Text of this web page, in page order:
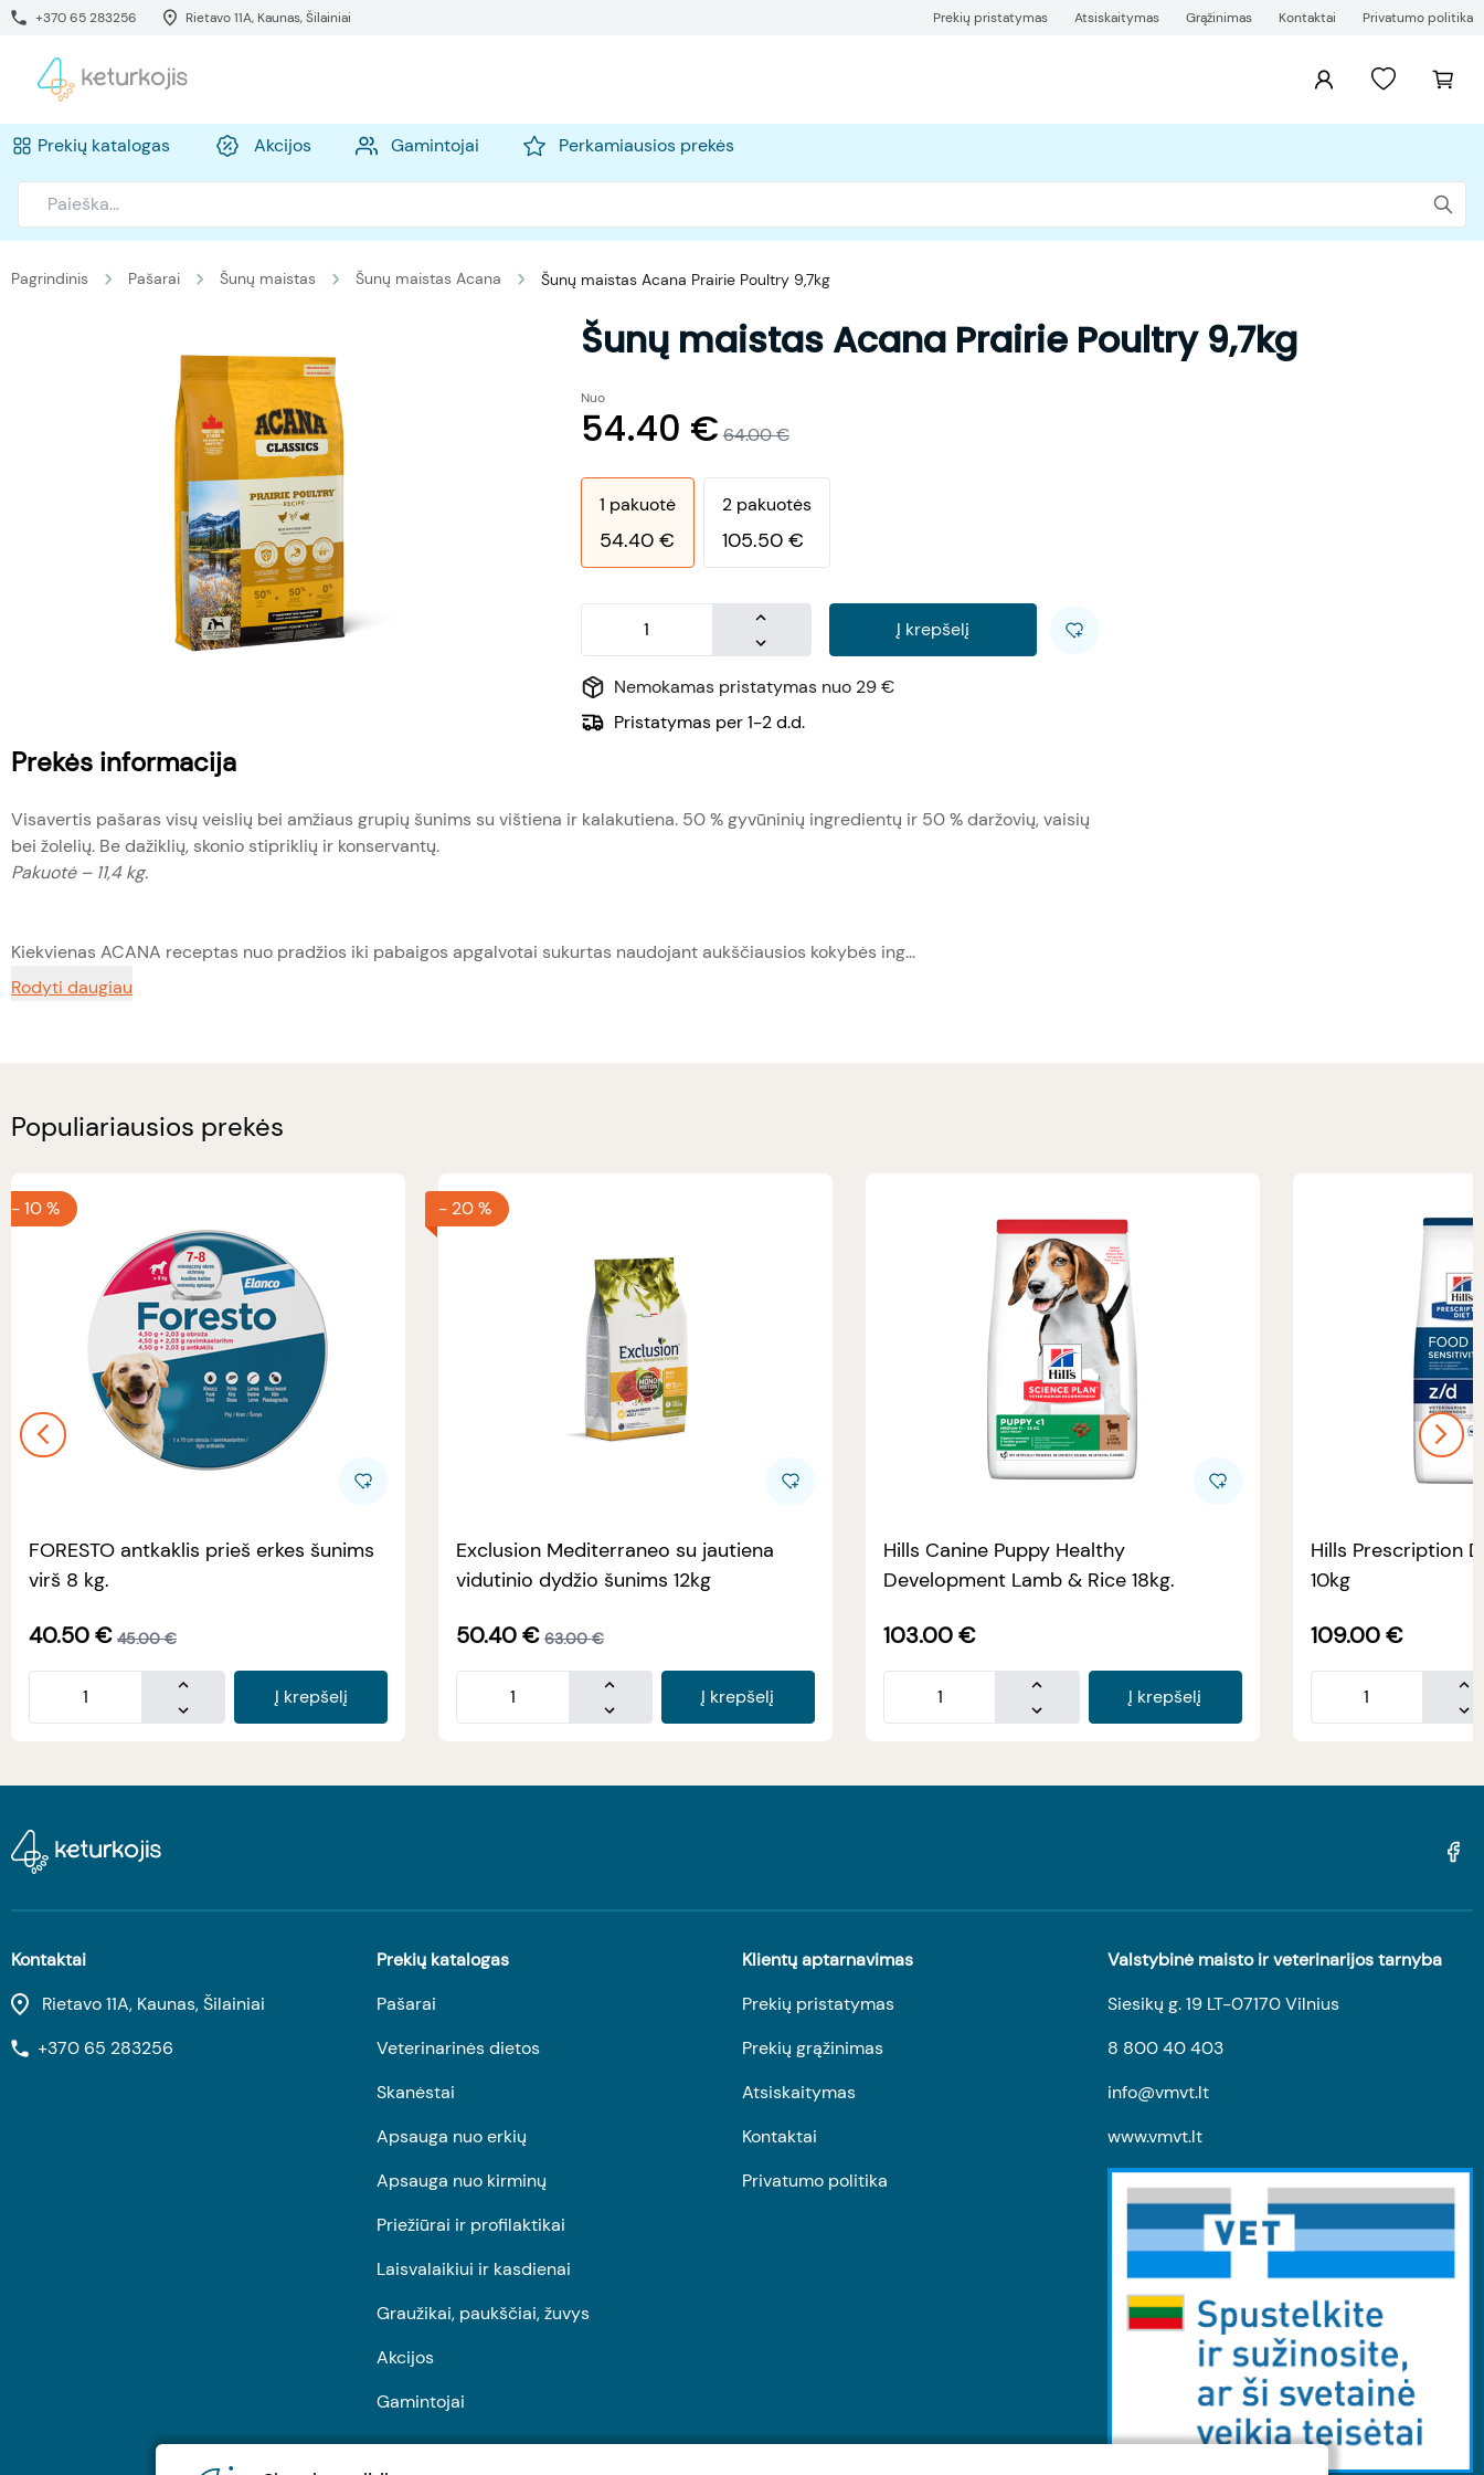
+370 65 283256 Rietavo 11A, Kaunas, Šilainiai Prekių pristatymas Atsiskaitymas Grąžinimas Kontaktai Privatumo politika
Prekių katalogas Akcijos Gamintojai Perkamiausios prekės
Pagrindinis Pašarai Šunų maistas Šunų maistas Acana Šunų maistas Acana Prairie Poultry 9,7kg
Šunų maistas Acana Prairie Poultry 9,7kg
Nuo
54.40 € 64.00€
1 pakuotė
54.40 €
2 pakuotės
105.50 €
Į krepšelį
Nemokamas pristatymas nuo 29 €
Pristatymas per 1-2 d.d.
Prekės informacija
Visavertis pašaras visų veislių bei amžiaus grupių šunims su vištiena ir kalakutiena. 50 % gyvūninių ingredientų ir 50 % daržovių, vaisių
bei žolelių. Be dažiklių, skonio stipriklių ir konservantų.
Pakuotė – 11,4 kg.
Kiekvienas ACANA receptas nuo pradžios iki pabaigos apgalvotai sukurtas naudojant aukščiausios kokybės ing...
Rodyti daugiau
Populiariausios prekės
-10 %
FORESTO antkaklis prieš erkes šunims
virš 8 kg.
40.50€ 45.00 €
Į krepšelį
- 20 %
Exclusion Mediterraneo su jautiena
vidutinio dydžio šunims 12kg
50.40€ 63.00 €
Į krepšelį
Hills Canine Puppy Healthy
Development Lamb & Rice 18kg.
103.00 €
Į krepšelį
Hills Prescription
10kg
109.00 €
Kontaktai
Rietavo 11A, Kaunas, Šilainiai
+370 65 283256
Prekių katalogas
Pašarai
Veterinarinės dietos
Skanėstai
Apsauga nuo erkių
Apsauga nuo kirminų
Priežiūrai ir profilaktikai
Laisvalaikiui ir kasdienai
Graužikai, paukščiai, žuvys
Akcijos
Gamintojai
Klientų aptarnavimas
Prekių pristatymas
Prekių grąžinimas
Atsiskaitymas
Kontaktai
Privatumo politika
Valstybinė maisto ir veterinarijos tarnyba
Siesikų g. 19 LT-07170 Vilnius
8 800 40 403
info@vmvt.lt
www.vmvt.lt